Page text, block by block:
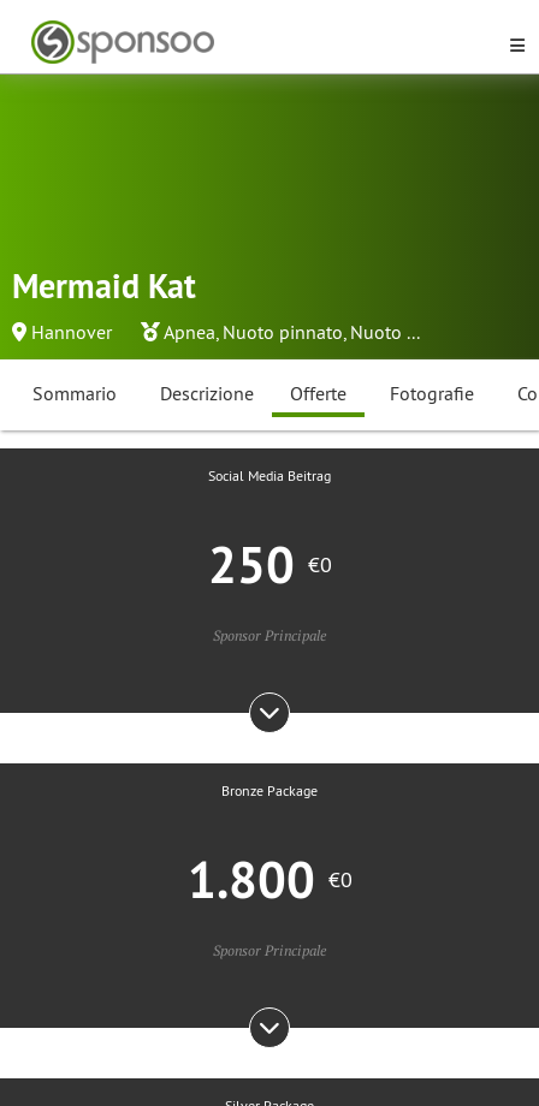
Mermaid Kat
Hannover Apnea, Nuoto pinnato, Nuoto ...
Sommario Descrizione Offerte Fotografie
Social Media Beitrag
250 €0
Sponsor Principale
Bronze Package
1.800 €0
Sponsor Principale